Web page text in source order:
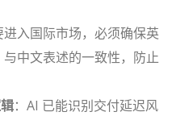
进入国际市场，必须确保英
中文表述的一致性，防止
：AI 已能识别交付延迟风